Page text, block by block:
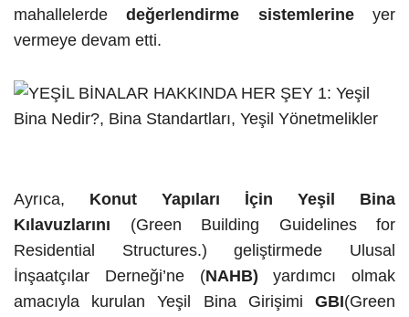
mahallelerdedeğerlendirme sistemlerineyer
vermeye devam etti.
Ayrıca, Konut Yapıları İçin Yeşil Bina
Kılavuzlarını (Green Building Guidelines for
Residential Structures.) geliştirmede Ulusal
İnşaatçılar Derneği’ne (NAHB) yardımcı olmak
amacıyla kurulan Yeşil Bina Girişimi GBI(Green